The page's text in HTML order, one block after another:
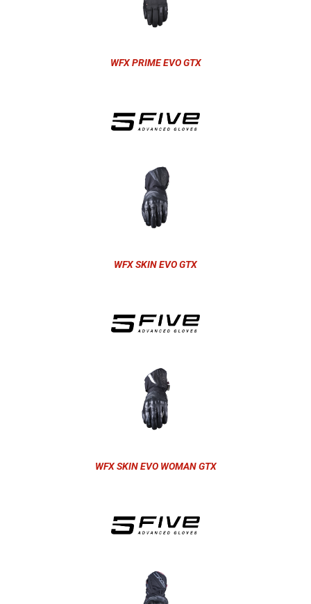
WFX PRIME EVO GTX
WFX SKIN EVO GTX
WFX SKIN EVO WOMAN GTX